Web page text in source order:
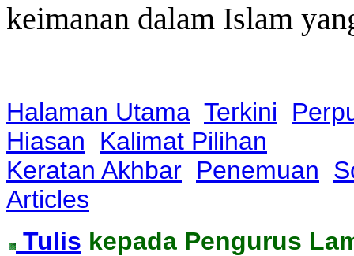
keimanan dalam Islam
Halaman Utama Terkini
Hiasan
Kalimat Pilihan
Keratan Akhbar Penemuan
Articles
Tulis kepada Pengurus